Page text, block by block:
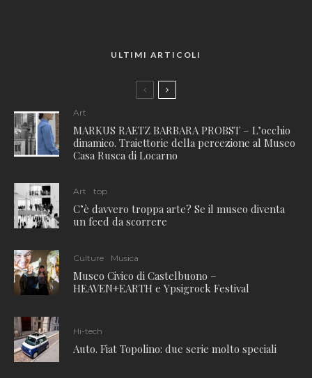
ULTIMI ARTICOLI
Art
MARKUS RAETZ BARBARA PROBST – L’occhio
dinamico. Traiettorie della percezione al Museo
Casa Rusca di Locarno
Art top
C’è davvero troppa arte? Se il museo diventa
un feed da scorrere
Culture Musica
Museo Civico di Castelbuono –
HEAVEN+EARTH e Ypsigrock Festival
Hi-tech
Auto. Fiat Topolino: due serie molto speciali